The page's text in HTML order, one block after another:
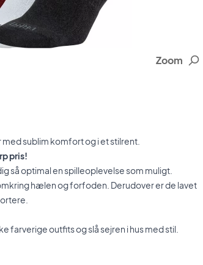
Zoom
sublim komfort og i et stilrent.
pris!
så optimal en spilleoplevelse som muligt.
hælen og forfoden. Derudover er de lavet
farverige outfits og slå sejren i hus med stil.